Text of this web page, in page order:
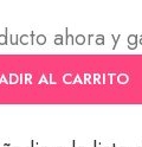
ahora y
AL CARRITO